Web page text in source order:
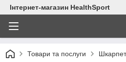
Інтернет-магазин HealthSport
Товари та послуги